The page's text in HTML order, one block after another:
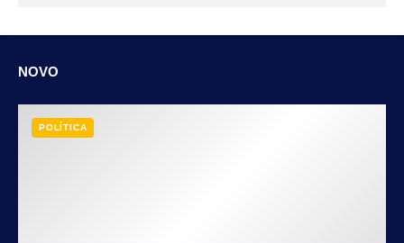
NOVO
POLÍTICA